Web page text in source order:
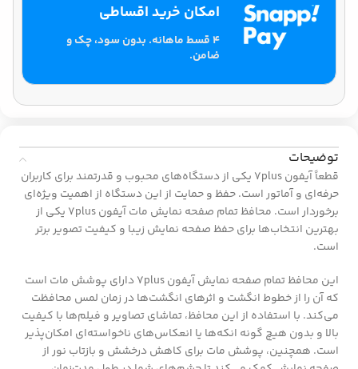
امکان خرید اقساطی
۴ قسط ماهانه. بدون سود، چک و
ضامن.
توضیحات
قطعاً آیفون 7plus یکی از دستگاه‌های محبوب و قدرتمند برای کاربران
حرفه‌ای و آماتور است. حفظ و حمایت از این دستگاه از اهمیت ویژه‌ای
برخوردار است. محافظ تمام صفحه نمایش مات آیفون 7plus یکی از
بهترین انتخاب‌ها برای حفظ صفحه نمایش زیبا و کیفیت تصویر برتر
است.
این محافظ تمام صفحه نمایش آیفون 7plus دارای پوشش مات است
که آن را از خطوط انگشت و اثرهای انگشت‌ها در زمان لمس محافظت
می‌کند. با استفاده از این محافظ، تماشای تصاویر و فیلم‌ها با کیفیت
بالا و بدون هیچ گونه انکه‌ها یا انعکاس‌های ناخواسته‌ای امکان‌پذیر
است. همچنین، پوشش مات برای کاهش درخشش و بازتاب نور از